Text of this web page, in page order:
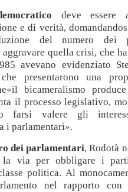
deve essere
e di verità,
del numero dei
aggravare quella crisi, che
avevano evidenziato
presentarono una
bicameralismo
il processo legislativo,
farsi valere gli
i parlamentari».
dei parlamentari, Rodotà
la via per obbligare i
politica. Al
nel rapporto